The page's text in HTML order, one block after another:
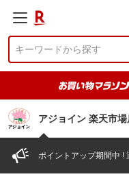
アジョイン 楽天市場
ポイントアップ期間中 !